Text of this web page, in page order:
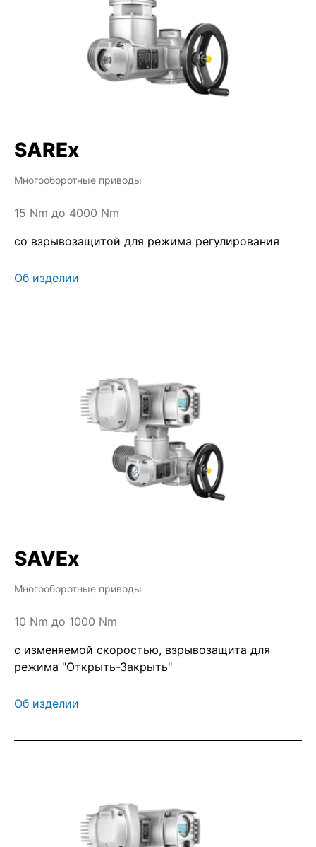
SAREx
Многооборотные приводы
15 Nm до 4000 Nm
со взрывозащитой для режима регулирования
Об изделии
SAVEx
Многооборотные приводы
10 Nm до 1000 Nm
с изменяемой скоростью, взрывозащита для
режима "Открыть-Закрыть"
Об изделии